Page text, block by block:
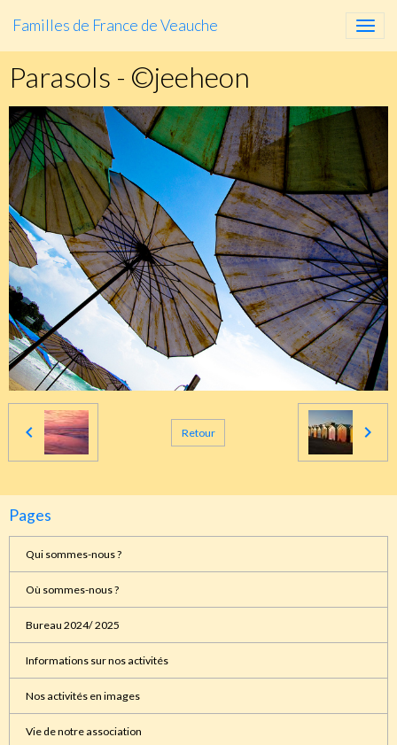
Familles de France de Veauche
Parasols - ©jeeheon
Retour
Pages
Qui sommes-nous ?
Où sommes-nous ?
Bureau 2024/ 2025
Informations sur nos activités
Nos activités en images
Vie de notre association